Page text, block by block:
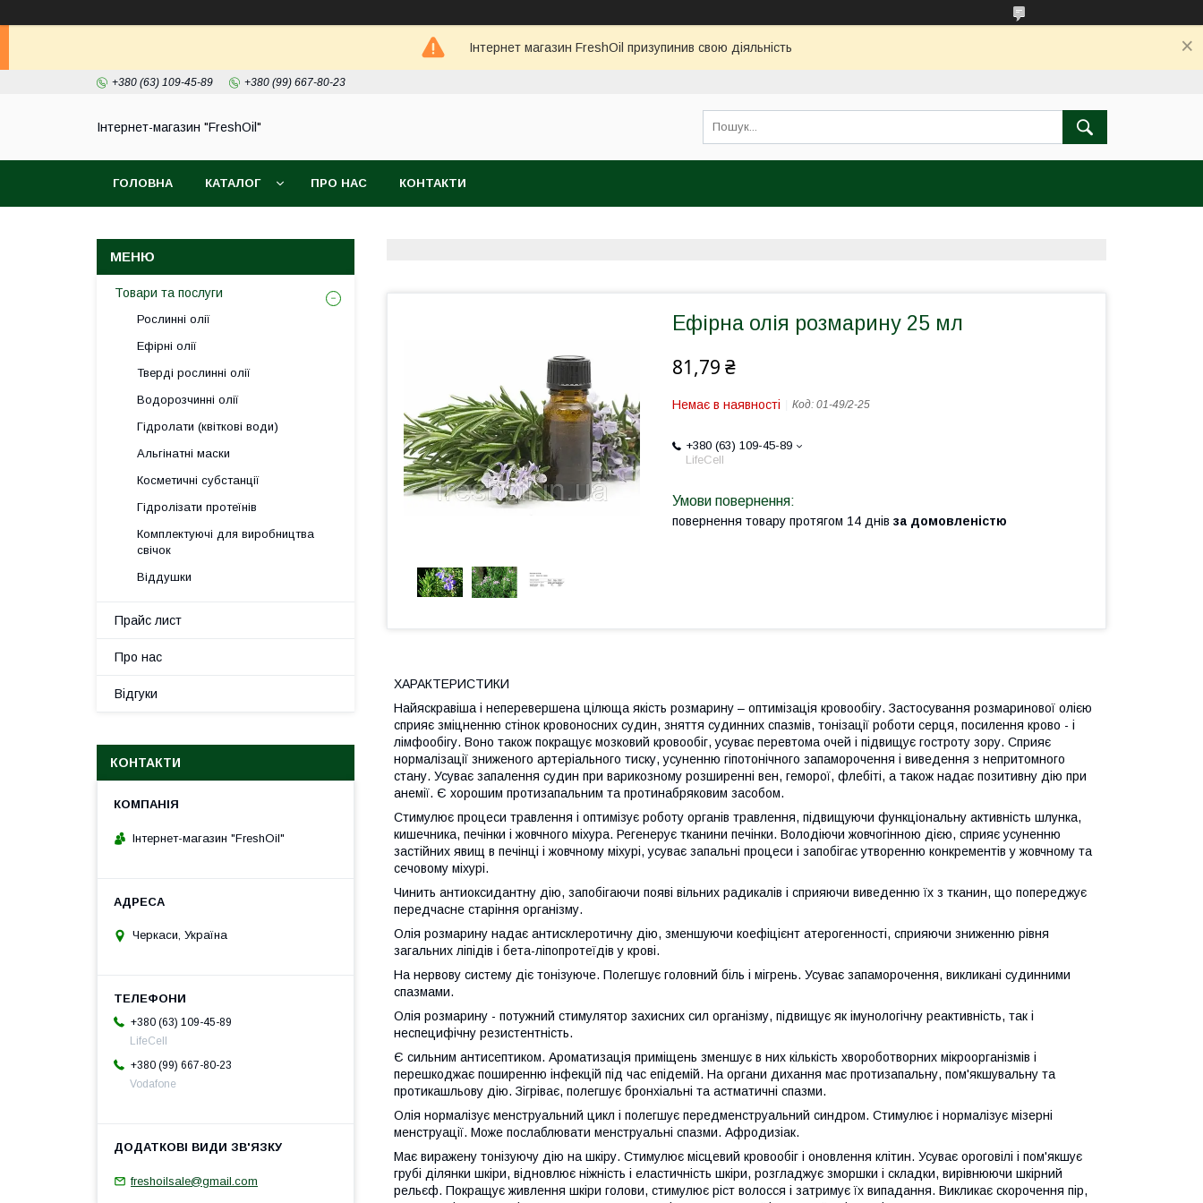
Інтернет магазин FreshOil призупинив свою діяльність
+380 (63) 109-45-89 +380 (99) 667-80-23
Інтернет-магазин "FreshOil"
ГОЛОВНА КАТАЛОГ ПРО НАС КОНТАКТИ
Ефірна олія розмарину 25 мл
81,79 ₴
Немає в наявності Код: 01-49/2-25
+380 (63) 109-45-89
LifeCell
повернення товару протягом 14 днів за домовленістю
ХАРАКТЕРИСТИКИ
Найяскравіша і неперевершена цілюща якість розмарину – оптимізація кровообігу. Застосування розмаринової олією
сприяє зміцненню стінок кровоносних судин, зняття судинних спазмів, тонізації роботи серця, посилення крово - і
лімфообігу. Воно також покращує мозковий кровообіг, усуває перевтома очей і підвищує гостроту зору. Сприяє
нормалізації зниженого артеріального тиску, усуненню гіпотонічного запаморочення і виведення з непритомного
стану. Усуває запалення судин при варикозному розширенні вен, геморої, флебіті, а також надає позитивну дію при
анемії. Є хорошим протизапальним та протинабряковим засобом.
Стимулює процеси травлення і оптимізує роботу органів травлення, підвищуючи функціональну активність шлунка,
кишечника, печінки і жовчного міхура. Регенерує тканини печінки. Володіючи жовчогінною дією, сприяє усуненню
застійних явищ в печінці і жовчному міхурі, усуває запальні процеси і запобігає утворенню конкрементів у жовчному та
сечовому міхурі.
Чинить антиоксидантну дію, запобігаючи появі вільних радикалів і сприяючи виведенню їх з тканин, що попереджує
передчасне старіння організму.
Олія розмарину надає антисклеротичну дію, зменшуючи коефіцієнт атерогенності, сприяючи зниженню рівня
загальних ліпідів і бета-ліпопротеїдів у крові.
На нервову систему діє тонізуюче. Полегшує головний біль і мігрень. Усуває запаморочення, викликані судинними
спазмами.
Олія розмарину - потужний стимулятор захисних сил організму, підвищує як імунологічну реактивність, так і
неспецифічну резистентність.
Є сильним антисептиком. Ароматизація приміщень зменшує в них кількість хвороботворних мікроорганізмів і
перешкоджає поширенню інфекцій під час епідемій. На органи дихання має протизапальну, пом'якшувальну та
протикашльову дію. Зігріває, полегшує бронхіальні та астматичні спазми.
Олія нормалізує менструальний цикл і полегшує передменструальний синдром. Стимулює і нормалізує мізерні
менструації. Може послаблювати менструальні спазми. Афродизіак.
Має виражену тонізуючу дію на шкіру. Стимулює місцевий кровообіг і оновлення клітин. Усуває ороговілі і пом'якшує
грубі ділянки шкіри, відновлює ніжність і еластичність шкіри, розгладжує зморшки і складки, вирівнюючи шкірний
рельєф. Покращує живлення шкіри голови, стимулює ріст волосся і затримує їх випадання. Викликає скорочення пір,
Товари та послуги
Рослинні олії
Ефірні олії
Тверді рослинні олії
Водорозчинні олії
Гідролати (квіткові води)
Альгінатні маски
Косметичні субстанції
Гідролізати протеїнів
Комплектуючі для виробництва
свічок
Віддушки
Прайс лист
Про нас
Відгуки
КОНТАКТИ
Інтернет-магазин "FreshOil"
Черкаси, Україна
+380 (63) 109-45-89
LifeCell
+380 (99) 667-80-23
Vodafone
freshoilsale@gmail.com